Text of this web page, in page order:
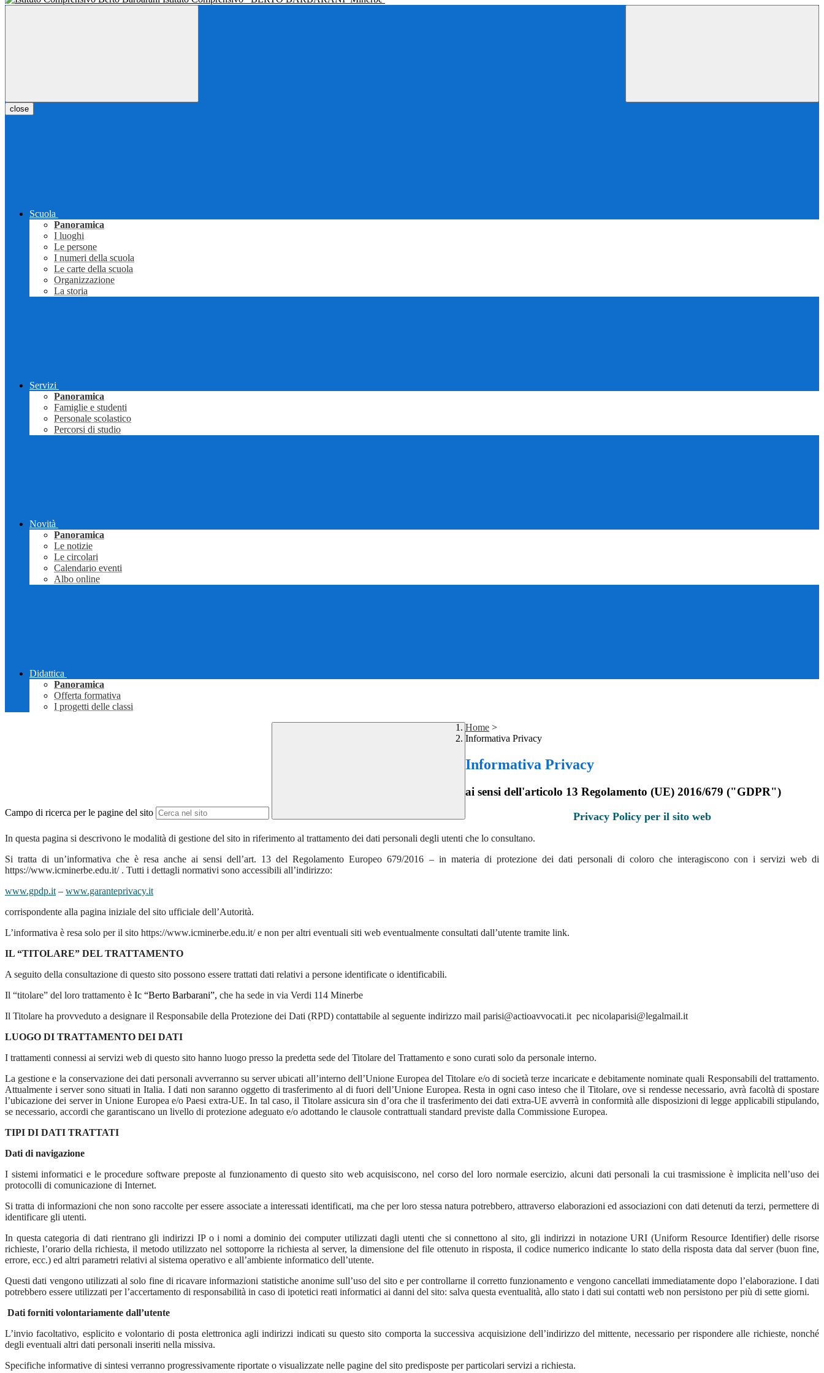
close
Scuola
Panoramica
I luoghi
Le persone
I numeri della scuola
Le carte della scuola
Organizzazione
La storia
Servizi
Panoramica
Famiglie e studenti
Personale scolastico
Percorsi di studio
Novità
Panoramica
Le notizie
Le circolari
Calendario eventi
Albo online
Didattica
Panoramica
Offerta formativa
I progetti delle classi
Campo di ricerca per le pagine del sito
Home >
Informativa Privacy
Informativa Privacy
ai sensi dell'articolo 13 Regolamento (UE) 2016/679 ("GDPR")
Privacy Policy per il sito web
In questa pagina si descrivono le modalità di gestione del sito in riferimento al trattamento dei dati personali degli utenti che lo consultano.
Si tratta di un’informativa che è resa anche ai sensi dell’art. 13 del Regolamento Europeo 679/2016 – in materia di protezione dei dati personali di coloro che interagiscono con i servizi web di
https://www.icminerbe.edu.it/ . Tutti i dettagli normativi sono accessibili all’indirizzo:
www.gpdp.it – www.garanteprivacy.it
corrispondente alla pagina iniziale del sito ufficiale dell’Autorità.
L’informativa è resa solo per il sito https://www.icminerbe.edu.it/ e non per altri eventuali siti web eventualmente consultati dall’utente tramite link.
IL “TITOLARE” DEL TRATTAMENTO
A seguito della consultazione di questo sito possono essere trattati dati relativi a persone identificate o identificabili.
Il “titolare” del loro trattamento è Ic “Berto Barbarani”, che ha sede in via Verdi 114 Minerbe
Il Titolare ha provveduto a designare il Responsabile della Protezione dei Dati (RPD) contattabile al seguente indirizzo mail parisi@actioavvocati.it pec nicolaparisi@legalmail.it
LUOGO DI TRATTAMENTO DEI DATI
I trattamenti connessi ai servizi web di questo sito hanno luogo presso la predetta sede del Titolare del Trattamento e sono curati solo da personale interno.
La gestione e la conservazione dei dati personali avverranno su server ubicati all’interno dell’Unione Europea del Titolare e/o di società terze incaricate e debitamente nominate quali Responsabili del trattamento.
Attualmente i server sono situati in Italia. I dati non saranno oggetto di trasferimento al di fuori dell’Unione Europea. Resta in ogni caso inteso che il Titolare, ove si rendesse necessario, avrà facoltà di spostare
l’ubicazione dei server in Unione Europea e/o Paesi extra-UE. In tal caso, il Titolare assicura sin d’ora che il trasferimento dei dati extra-UE avverrà in conformità alle disposizioni di legge applicabili stipulando,
se necessario, accordi che garantiscano un livello di protezione adeguato e/o adottando le clausole contrattuali standard previste dalla Commissione Europea.
TIPI DI DATI TRATTATI
Dati di navigazione
I sistemi informatici e le procedure software preposte al funzionamento di questo sito web acquisiscono, nel corso del loro normale esercizio, alcuni dati personali la cui trasmissione è implicita nell’uso dei
protocolli di comunicazione di Internet.
Si tratta di informazioni che non sono raccolte per essere associate a interessati identificati, ma che per loro stessa natura potrebbero, attraverso elaborazioni ed associazioni con dati detenuti da terzi, permettere di
identificare gli utenti.
In questa categoria di dati rientrano gli indirizzi IP o i nomi a dominio dei computer utilizzati dagli utenti che si connettono al sito, gli indirizzi in notazione URI (Uniform Resource Identifier) delle risorse
richieste, l’orario della richiesta, il metodo utilizzato nel sottoporre la richiesta al server, la dimensione del file ottenuto in risposta, il codice numerico indicante lo stato della risposta data dal server (buon fine,
errore, ecc.) ed altri parametri relativi al sistema operativo e all’ambiente informatico dell’utente.
Questi dati vengono utilizzati al solo fine di ricavare informazioni statistiche anonime sull’uso del sito e per controllarne il corretto funzionamento e vengono cancellati immediatamente dopo l’elaborazione. I dati
potrebbero essere utilizzati per l’accertamento di responsabilità in caso di ipotetici reati informatici ai danni del sito: salva questa eventualità, allo stato i dati sui contatti web non persistono per più di sette giorni.
Dati forniti volontariamente dall’utente
L’invio facoltativo, esplicito e volontario di posta elettronica agli indirizzi indicati su questo sito comporta la successiva acquisizione dell’indirizzo del mittente, necessario per rispondere alle richieste, nonché
degli eventuali altri dati personali inseriti nella missiva.
Specifiche informative di sintesi verranno progressivamente riportate o visualizzate nelle pagine del sito predisposte per particolari servizi a richiesta.